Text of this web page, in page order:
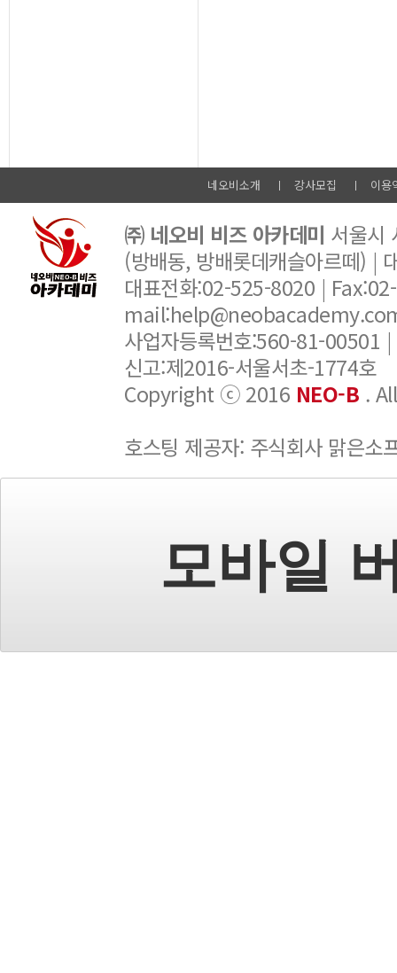
네오비소개 강사모집 이용
㈜ 네오비 비즈 아카데미 서울시
(방배동, 방배롯데캐슬아르떼) |
대표전화:02-525-8020 |
사업자등록번호:560-81-00501
신고:제2016-서울서초-1774호
Copyright ⓒ 2016 NEO-B .
호스팅 제공자: 주식회사 맑은소
모바일